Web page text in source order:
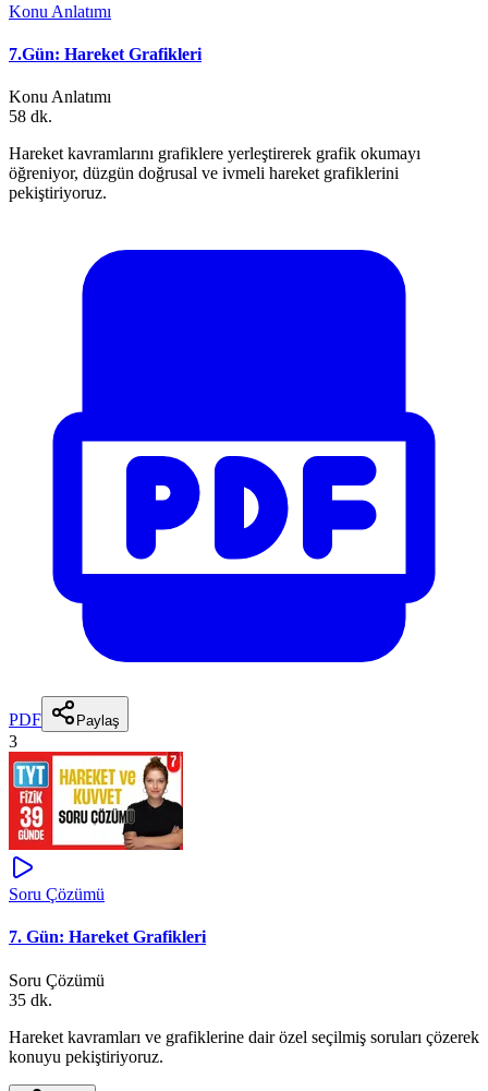
Konu Anlatımı
7.Gün: Hareket Grafikleri
Konu Anlatımı
58 dk.
Hareket kavramlarını grafiklere yerleştirerek grafik okumayı
öğreniyor, düzgün doğrusal ve ivmeli hareket grafiklerini
pekiştiriyoruz.
PDF Paylaş
3
Soru Çözümü
7. Gün: Hareket Grafikleri
Soru Çözümü
35 dk.
Hareket kavramları ve grafiklerine dair özel seçilmiş soruları çözerek
konuyu pekiştiriyoruz.